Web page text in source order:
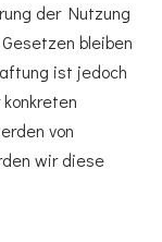
der Nutzung
bleiben
ist jedoch
von
wir diese